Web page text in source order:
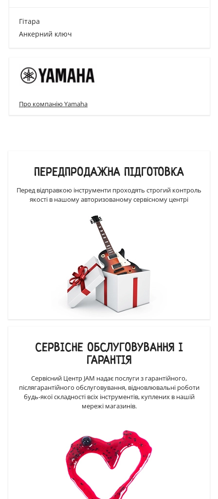
Гітара
Анкерний ключ
Про компанію Yamaha
ПЕРЕДПРОДАЖНА ПІДГОТОВКА
Перед відправкою інструменти проходять строгий контроль
якості в нашому авторизованому сервісному центрі
СЕРВІСНЕ ОБСЛУГОВУВАННЯ І
ГАРАНТІЯ
Сервісний Центр JAM надає послуги з гарантійного,
післягарантійного обслуговування, відновлювальні роботи
будь-якої складності всіх інструментів, куплених в нашій
мережі магазинів.